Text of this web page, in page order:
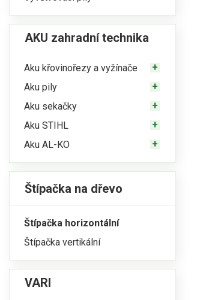
AKU zahradní technika
Aku křovinořezy a vyžínače
Aku pily
Aku sekačky
Aku STIHL
Aku AL-KO
Štípačka na dřevo
Štípačka horizontální
Štípačka vertikální
VARI